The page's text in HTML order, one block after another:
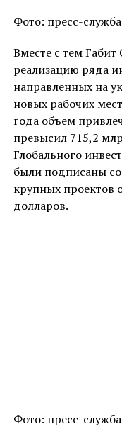
Фото: пресс-
Вместе с тем
реализацию ряда
направленных на
новых рабочих
года объем
превысил 715,2
Глобального
были подписаны
крупных проектов
долларов.
Фото: пресс-